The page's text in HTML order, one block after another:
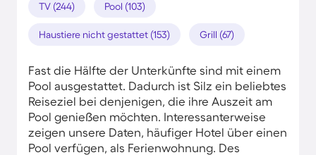
TV (244) Pool (103)
Haustiere nicht gestattet (153) Grill (67)
Fast die Hälfte der Unterkünfte sind mit einem
Pool ausgestattet. Dadurch ist Silz ein beliebtes
Reiseziel bei denjenigen, die ihre Auszeit am
Pool genießen möchten. Interessanterweise
zeigen unsere Daten, häufiger Hotel über einen
Pool verfügen, als Ferienwohnung. Des